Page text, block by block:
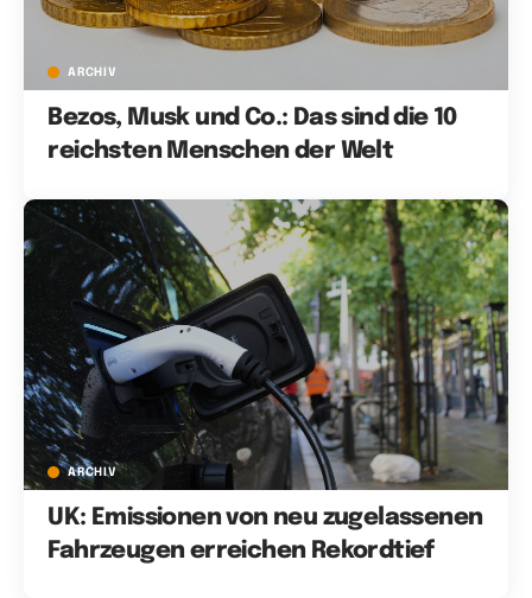
ARCHIV
Bezos, Musk und Co.: Das sind die 10
reichsten Menschen der Welt
ARCHIV
UK: Emissionen von neu zugelassenen
Fahrzeugen erreichen Rekordtief